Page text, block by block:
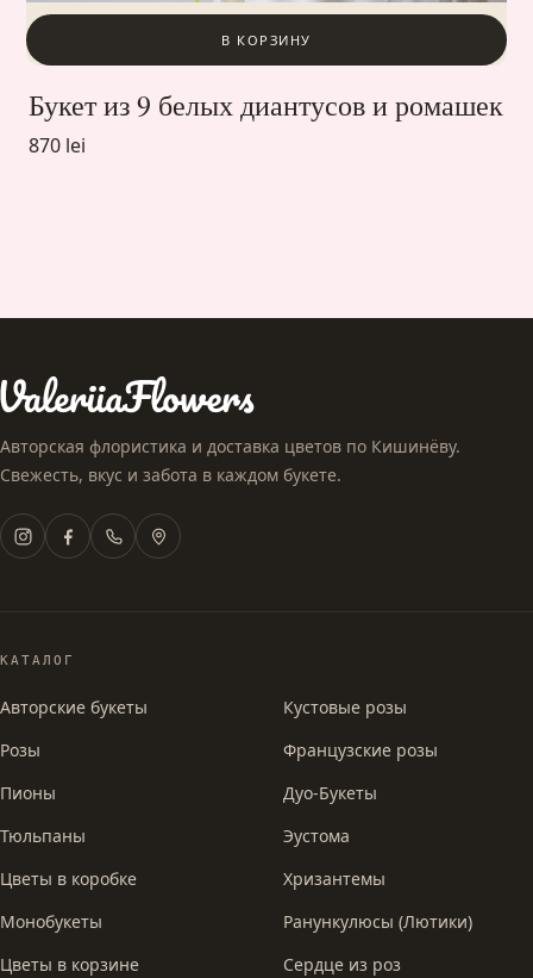
В КОРЗИНУ
Букет из 9 белых диантусов и ромашек
870 lei
Авторская флористика и доставка цветов по Кишинёву.
Свежесть, вкус и забота в каждом букете.
КАТАЛОГ
Авторские букеты
Розы
Пионы
Тюльпаны
Цветы в коробке
Монобукеты
Цветы в корзине
Кустовые розы
Французские розы
Дуо-Букеты
Эустома
Хризантемы
Ранункулюсы (Лютики)
Сердце из роз